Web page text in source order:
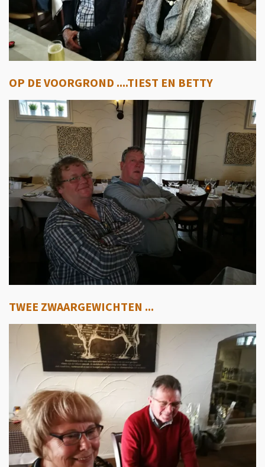
OP DE VOORGROND ....TIEST EN BETTY
TWEE ZWAARGEWICHTEN ...